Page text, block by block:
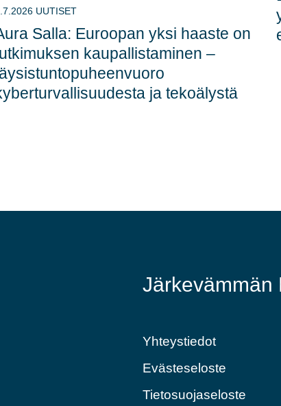
UUTISET
Salla: Euroopan yksi haaste on
kaupallistaminen –
ja tekoälystä
Järkevämmän
Yhteystiedot
Evästeseloste
Tietosuojaseloste